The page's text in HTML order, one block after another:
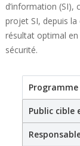
d’information
projet SI, depuis la
résultat optimal
sécurité.
Programme
Public cible